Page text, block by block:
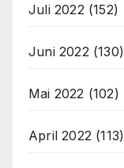
Juli 2022 (152)
Juni 2022 (130)
Mai 2022 (102)
April 2022 (113)